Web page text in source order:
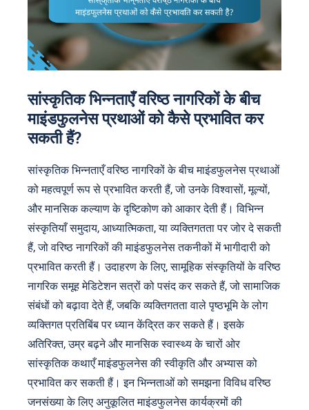
सांस्कृतिक भिन्नताएँ वरिष्ठ नागरिकों के बीच
माइंडफुलनेस प्रथाओं को कैसे प्रभावित कर
सकती हैं?
सांस्कृतिक भिन्नताएँ वरिष्ठ नागरिकों के बीच माइंडफुलनेस प्रथाओं
को महत्वपूर्ण रूप से प्रभावित करती हैं, जो उनके विश्वासों, मूल्यों,
और मानसिक कल्याण के दृष्टिकोण को आकार देती हैं। विभिन्न
संस्कृतियाँ समुदाय, आध्यात्मिकता, या व्यक्तिगतता पर जोर दे सकती
हैं, जो वरिष्ठ नागरिकों की माइंडफुलनेस तकनीकों में भागीदारी को
प्रभावित करती हैं। उदाहरण के लिए, सामूहिक संस्कृतियों के वरिष्ठ
नागरिक समूह मेडिटेशन सत्रों को पसंद कर सकते हैं, जो सामाजिक
संबंधों को बढ़ावा देते हैं, जबकि व्यक्तिगतता वाले पृष्ठभूमि के लोग
व्यक्तिगत प्रतिबिंब पर ध्यान केंद्रित कर सकते हैं। इसके
अतिरिक्त, उम्र बढ़ने और मानसिक स्वास्थ्य के चारों ओर
सांस्कृतिक कथाएँ माइंडफुलनेस की स्वीकृति और अभ्यास को
प्रभावित कर सकती हैं। इन भिन्नताओं को समझना विविध वरिष्ठ
जनसंख्या के लिए अनुकूलित माइंडफुलनेस कार्यक्रमों की